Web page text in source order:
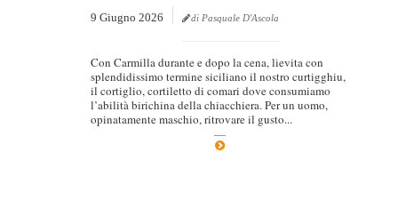
Dicono di Noi
Rassegna Stampa
9 Giugno 2026 di Pasquale D'Ascola
Con Carmilla durante e dopo la cena, lievita con
splendidissimo termine siciliano il nostro curtigghiu,
il cortiglio, cortiletto di comari dove consumiamo
l’abilità birichina della chiacchiera. Per un uomo,
opinatamente maschio, ritrovare il gusto...